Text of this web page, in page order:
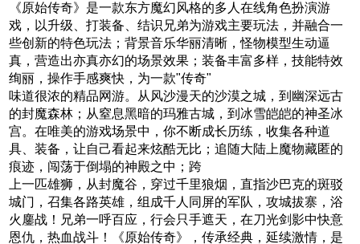
《原始传奇》是一款东方魔幻风格的多人在线角色扮演游
戏，以升级、打装备、结识兄弟为游戏主要玩法，并融合一
些创新的特色玩法；背景音乐华丽清晰，怪物模型生动逼
真，营造出亦真亦幻的场景效果；装备丰富多样，技能特效
绚丽，操作手感爽快，为一款"传奇"
味道很浓的精品网游。从风沙漫天的沙漠之城，到幽深远古
的封魔森林；从窒息黑暗的玛雅古城，到冰雪皑皑的神圣冰
宫。在唯美的游戏场景中，你不断成长历练，收集各种道
具、装备，让自己看起来炫酷无比；追随大陆上魔物藏匿的
痕迹，闯荡于倒塌的神殿之中；跨
上一匹雄狮，从封魔谷，穿过千里狼烟，直指沙巴克的斑驳
城门，召集各路英雄，组成千人同屏的军队，攻城拔寨，浴
火鏖战！兄弟一呼百应，行会只手遮天，在刀光剑影中快意
恩仇，热血战斗！《原始传奇》，传承经典，延续激情，是